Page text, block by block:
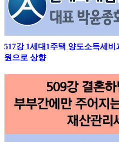
517강 1세대1주택 양도소득세
원으로 상향